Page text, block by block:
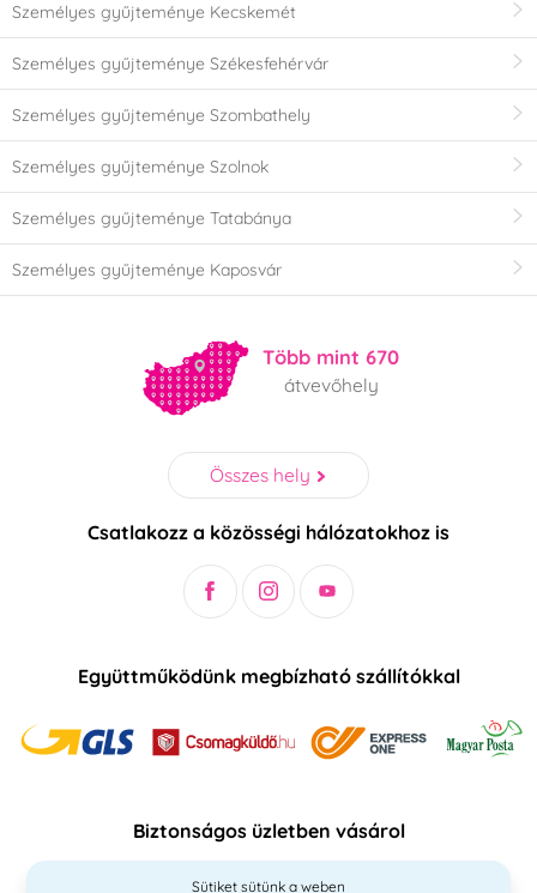
Személyes gyűjteménye Kecskemét
Személyes gyűjteménye Székesfehérvár
Személyes gyűjteménye Szombathely
Személyes gyűjteménye Szolnok
Személyes gyűjteménye Tatabánya
Személyes gyűjteménye Kaposvár
Több mint 670
átvevőhely
Összes hely
Csatlakozz a közösségi hálózatokhoz is
Együttműködünk megbízható szállítókkal
Biztonságos üzletben vásárol
Sütiket sütünk a weben